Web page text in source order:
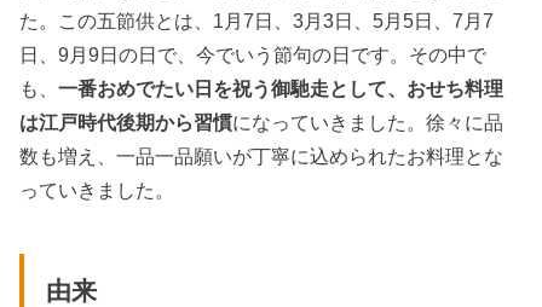
た。この五節供とは、1月7日、3月3日、5月5日、7月7
日、9月9日の日で、今でいう節句の日です。その中で
も、一番おめでたい日を祝う御馳走として、おせち料理
は江戸時代後期から習慣になっていきました。徐々に品
数も増え、一品一品願いが丁寧に込められたお料理とな
っていきました。
由来